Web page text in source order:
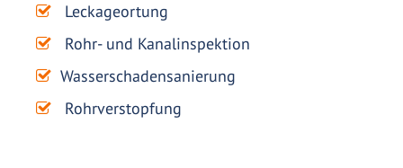
Leckageortung
Rohr- und Kanalinspektion
Wasserschadensanierung
Rohrverstopfung